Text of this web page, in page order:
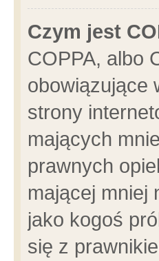
Czym jest
COPPA, albo
obowiązujące
strony
mających
prawnych
mającej mniej
jako kogoś
się z